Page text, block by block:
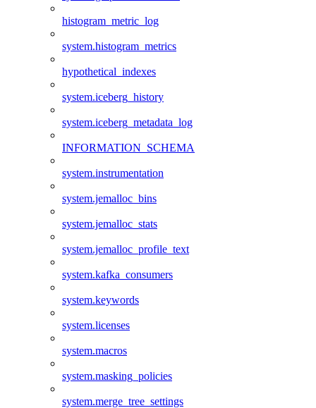
histogram_metric_log
system.histogram_metrics
hypothetical_indexes
system.iceberg_history
system.iceberg_metadata_log
INFORMATION_SCHEMA
system.instrumentation
system.jemalloc_bins
system.jemalloc_stats
system.jemalloc_profile_text
system.kafka_consumers
system.keywords
system.licenses
system.macros
system.masking_policies
system.merge_tree_settings